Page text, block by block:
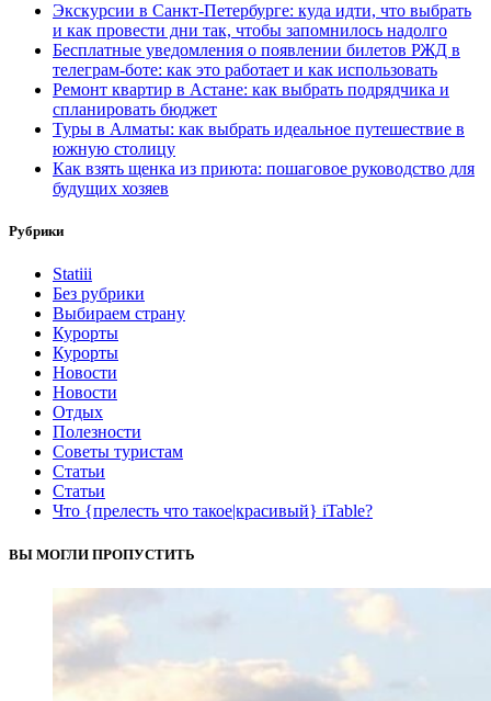
Экскурсии в Санкт-Петербурге: куда идти, что выбрать
и как провести дни так, чтобы запомнилось надолго
Бесплатные уведомления о появлении билетов РЖД в
телеграм-боте: как это работает и как использовать
Ремонт квартир в Астане: как выбрать подрядчика и
спланировать бюджет
Туры в Алматы: как выбрать идеальное путешествие в
южную столицу
Как взять щенка из приюта: пошаговое руководство для
будущих хозяев
Рубрики
Statiii
Без рубрики
Выбираем страну
Курорты
Курорты
Новости
Новости
Отдых
Полезности
Советы туристам
Статьи
Статьи
Что {прелесть что такое|красивый} iTable?
ВЫ МОГЛИ ПРОПУСТИТЬ